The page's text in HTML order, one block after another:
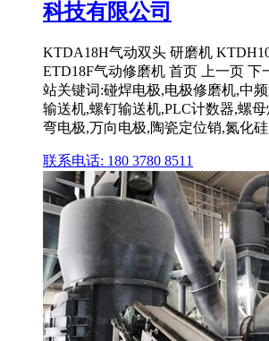
科技有限公司
KTDA18H气动双头 研磨机
ETD18F气动修磨机 首页 上一页 下
站关键词:碰焊电极,电极修磨机,中
输送机,螺钉输送机,PLC计数器,螺
弯电极,万向电极,陶瓷定位销,氮化
联系电话: 180 3780 8511